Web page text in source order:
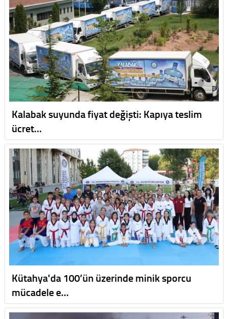
Kalabak suyunda fiyat değişti: Kapıya teslim
ücret…
Kütahya'da 100’ün üzerinde minik sporcu
mücadele e…